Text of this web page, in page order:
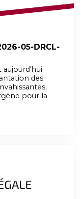
05-DRCL-
des
pour la